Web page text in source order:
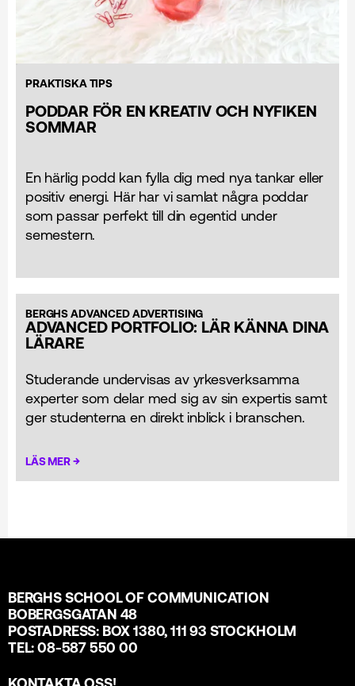
PRAKTISKA TIPS
PODDAR FÖR EN KREATIV OCH NYFIKEN
SOMMAR
En härlig podd kan fylla dig med nya tankar eller
positiv energi. Här har vi samlat några poddar
som passar perfekt till din egentid under
semestern.
BERGHS ADVANCED ADVERTISING
ADVANCED PORTFOLIO: LÄR KÄNNA DINA
LÄRARE
Studerande undervisas av yrkesverksamma
experter som delar med sig av sin expertis samt
ger studenterna en direkt inblick i branschen.
LÄS MER→
BERGHS SCHOOL OF COMMUNICATION
BOBERGSGATAN 48
POSTADRESS: BOX 1380, 111 93 STOCKHOLM
TEL: 08-587 550 00